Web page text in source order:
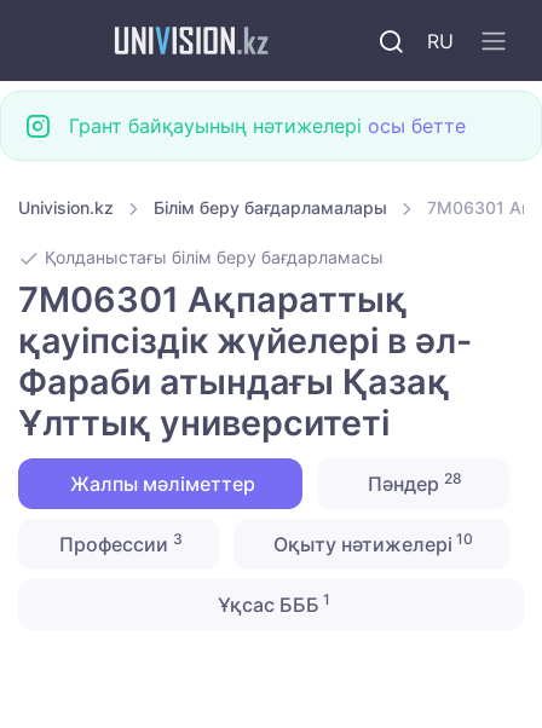
RU
Грант байқауының нәтижелері осы бетте
Univision.kz Білім беру бағдарламалары 7M06301
Қолданыстағы білім беру бағдарламасы
7M06301 Ақпараттық
қауіпсіздік жүйелері в әл-
Фараби атындағы Қазақ
Ұлттық университеті
Жалпы мәліметтер Пәндер28
Профессии 3 Оқыту нәтижелері 10
Ұқсас БББ 1